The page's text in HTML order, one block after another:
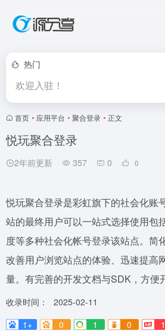
热门
欢迎入驻！
首页 • 应用平台 • 聚合登录 • 正文
悦玩聚合登录
2年前更新 357 0 0
悦玩聚合登录是彩虹旗下的社会化账
站的最终用户可以一站式选择使用包
度等多种社会化帐号登录该站点。简
改善用户浏览站点的体验、迅速提高
量。有完善的开发文档与SDK，方便
收录时间：
2025-02-11
1+
0 1 0 1